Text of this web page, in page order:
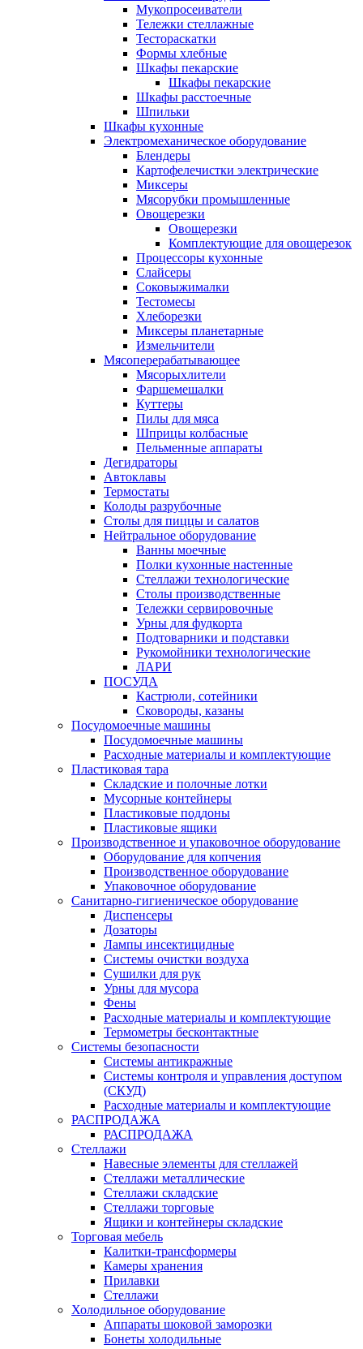
Мукопросеиватели
Тележки стеллажные
Тестораскатки
Формы хлебные
Шкафы пекарские
Шкафы пекарские
Шкафы расстоечные
Шпильки
Шкафы кухонные
Электромеханическое оборудование
Блендеры
Картофелечистки электрические
Миксеры
Мясорубки промышленные
Овощерезки
Овощерезки
Комплектующие для овощерезок
Процессоры кухонные
Слайсеры
Соковыжималки
Тестомесы
Хлеборезки
Миксеры планетарные
Измельчители
Мясоперерабатывающее
Мясорыхлители
Фаршемешалки
Куттеры
Пилы для мяса
Шприцы колбасные
Пельменные аппараты
Дегидраторы
Автоклавы
Термостаты
Колоды разрубочные
Столы для пиццы и салатов
Нейтральное оборудование
Ванны моечные
Полки кухонные настенные
Стеллажи технологические
Столы производственные
Тележки сервировочные
Урны для фудкорта
Подтоварники и подставки
Рукомойники технологические
ЛАРИ
ПОСУДА
Кастрюли, сотейники
Сковороды, казаны
Посудомоечные машины
Посудомоечные машины
Расходные материалы и комплектующие
Пластиковая тара
Складские и полочные лотки
Мусорные контейнеры
Пластиковые поддоны
Пластиковые ящики
Производственное и упаковочное оборудование
Оборудование для копчения
Производственное оборудование
Упаковочное оборудование
Санитарно-гигиеническое оборудование
Диспенсеры
Дозаторы
Лампы инсектицидные
Системы очистки воздуха
Сушилки для рук
Урны для мусора
Фены
Расходные материалы и комплектующие
Термометры бесконтактные
Системы безопасности
Системы антикражные
Системы контроля и управления доступом
(СКУД)
Расходные материалы и комплектующие
РАСПРОДАЖА
РАСПРОДАЖА
Стеллажи
Навесные элементы для стеллажей
Стеллажи металлические
Стеллажи складские
Стеллажи торговые
Ящики и контейнеры складские
Торговая мебель
Калитки-трансформеры
Камеры хранения
Прилавки
Стеллажи
Холодильное оборудование
Аппараты шоковой заморозки
Бонеты холодильные